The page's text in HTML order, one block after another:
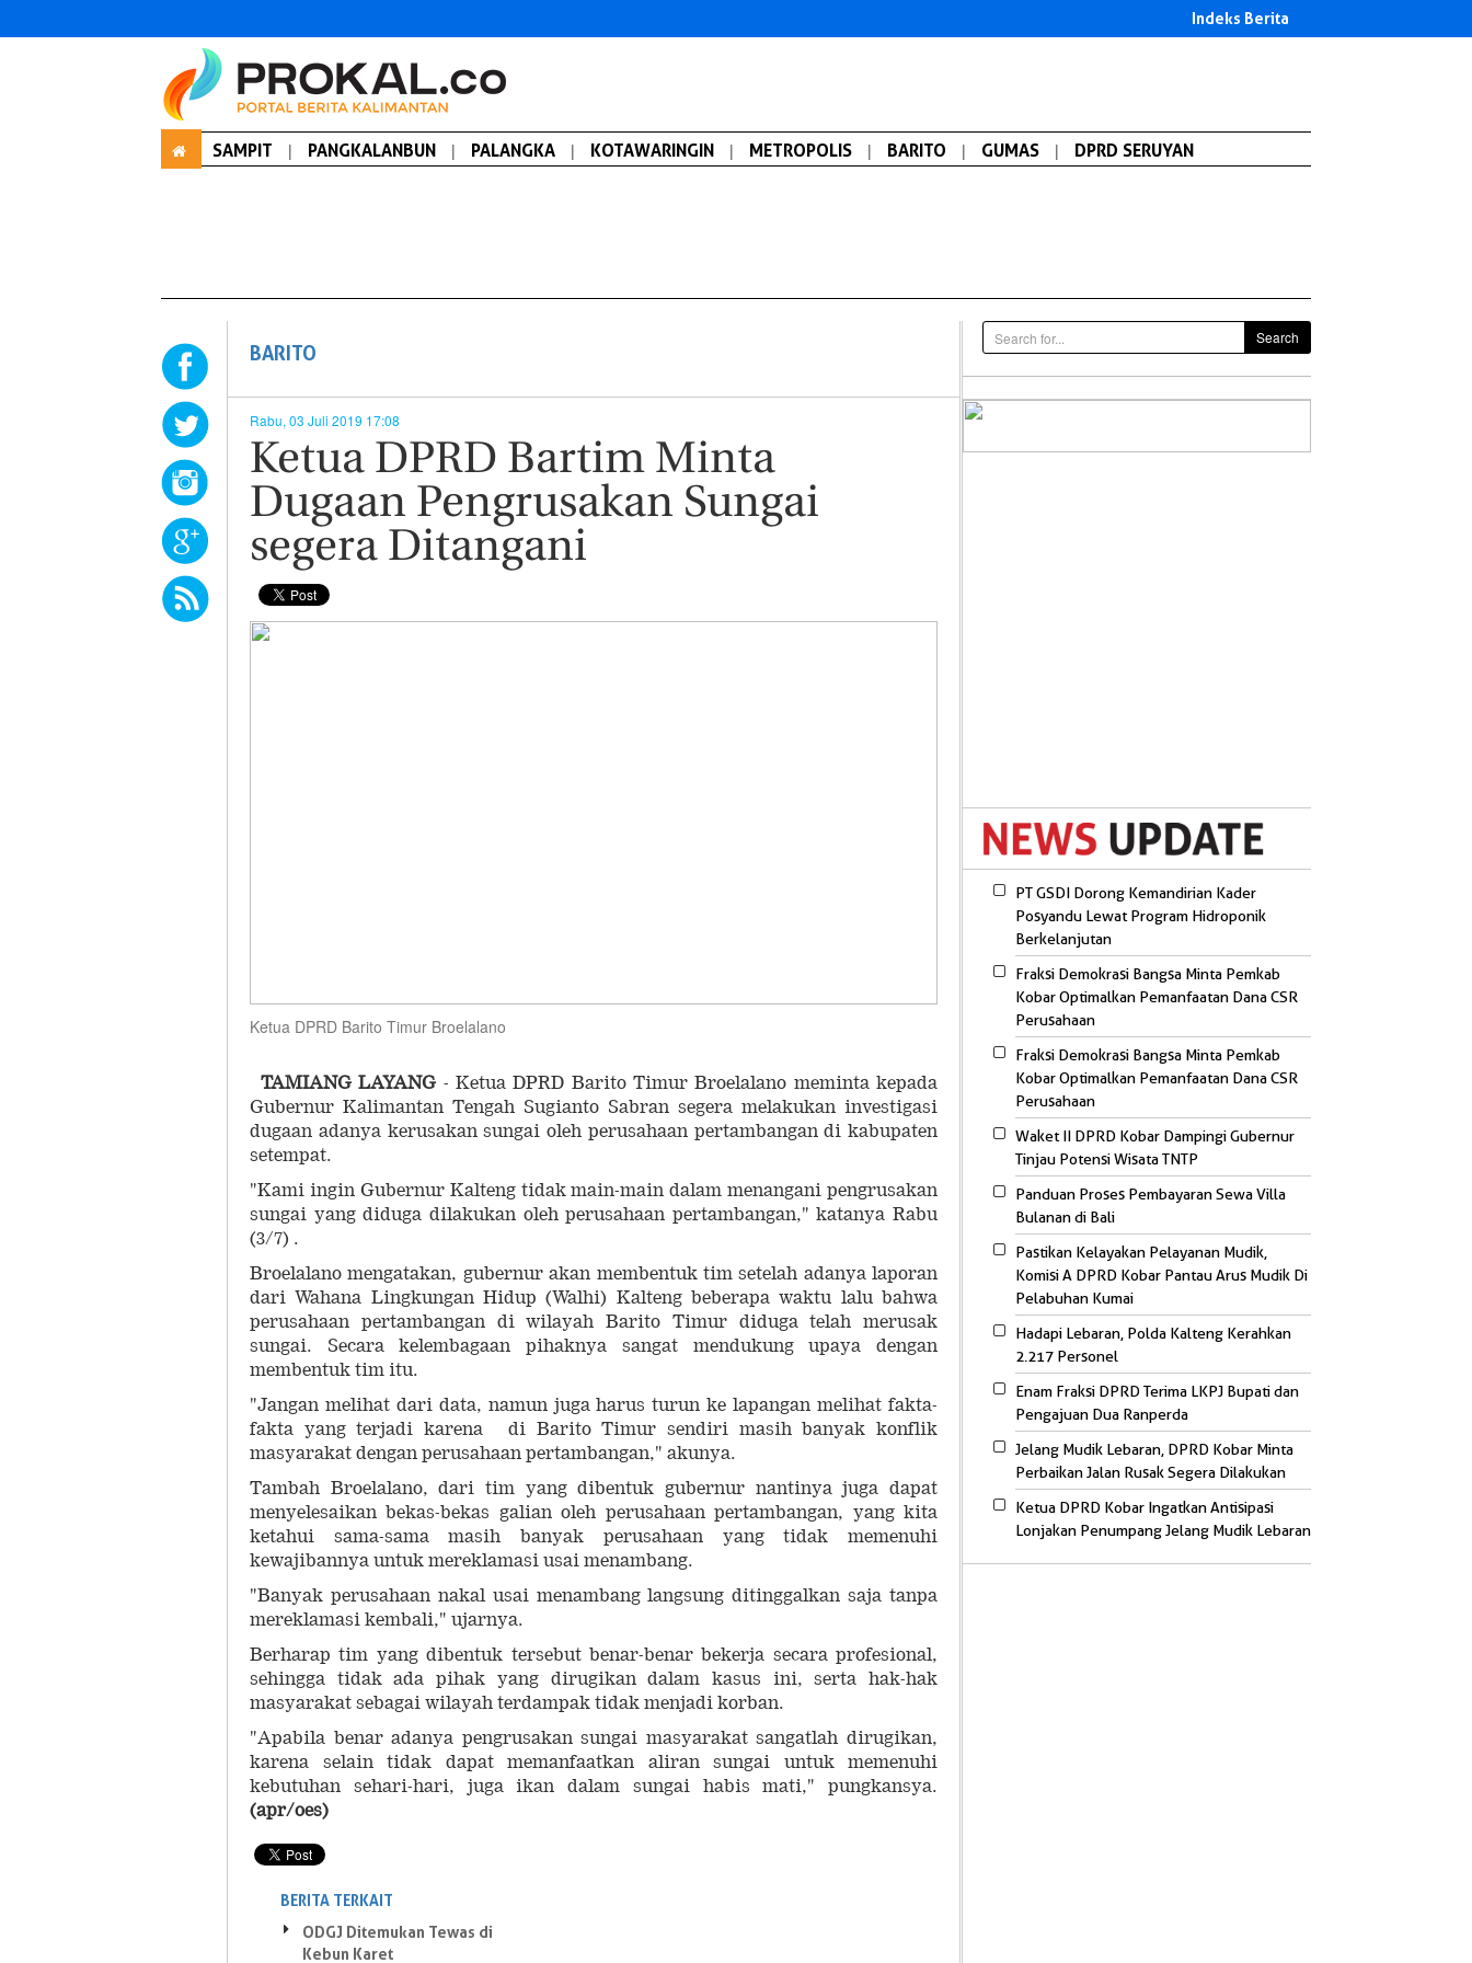
Indeks Berita
SAMPIT | PANGKALANBUN | PALANGKA | KOTAWARINGIN | METROPOLIS | BARITO | GUMAS | DPRD SERUYAN
BARITO
Rabu, 03 Juli 2019 17:08
Ketua DPRD Bartim Minta
Dugaan Pengrusakan Sungai
segera Ditangani
Ketua DPRD Barito Timur Broelalano
TAMIANG LAYANG - Ketua DPRD Barito Timur Broelalano meminta kepada
Gubernur Kalimantan Tengah Sugianto Sabran segera melakukan investigasi
dugaan adanya kerusakan sungai oleh perusahaan pertambangan di kabupaten
setempat.
"Kami ingin Gubernur Kalteng tidak main-main dalam menangani pengrusakan
sungai yang diduga dilakukan oleh perusahaan pertambangan," katanya Rabu
(3/7) .
Broelalano mengatakan, gubernur akan membentuk tim setelah adanya laporan
dari Wahana Lingkungan Hidup (Walhi) Kalteng beberapa waktu lalu bahwa
perusahaan pertambangan di wilayah Barito Timur diduga telah merusak
sungai. Secara kelembagaan pihaknya sangat mendukung upaya dengan
membentuk tim itu.
"Jangan melihat dari data, namun juga harus turun ke lapangan melihat fakta-
fakta yang terjadi karena di Barito Timur sendiri masih banyak konflik
masyarakat dengan perusahaan pertambangan," akunya.
Tambah Broelalano, dari tim yang dibentuk gubernur nantinya juga dapat
menyelesaikan bekas-bekas galian oleh perusahaan pertambangan, yang kita
ketahui sama-sama masih banyak perusahaan yang tidak memenuhi
kewajibannya untuk mereklamasi usai menambang.
"Banyak perusahaan nakal usai menambang langsung ditinggalkan saja tanpa
mereklamasi kembali," ujarnya.
Berharap tim yang dibentuk tersebut benar-benar bekerja secara profesional,
sehingga tidak ada pihak yang dirugikan dalam kasus ini, serta hak-hak
masyarakat sebagai wilayah terdampak tidak menjadi korban.
"Apabila benar adanya pengrusakan sungai masyarakat sangatlah dirugikan,
karena selain tidak dapat memanfaatkan aliran sungai untuk memenuhi
kebutuhan sehari-hari, juga ikan dalam sungai habis mati," pungkansya.
(apr/oes)
BERITA TERKAIT
ODGJ Ditemukan Tewas di
Kebun Karet
Search
PT GSDI Dorong Kemandirian Kader
Posyandu Lewat Program Hidroponik
Berkelanjutan
Fraksi Demokrasi Bangsa Minta Pemkab
Kobar Optimalkan Pemanfaatan Dana CSR
Perusahaan
Fraksi Demokrasi Bangsa Minta Pemkab
Kobar Optimalkan Pemanfaatan Dana CSR
Perusahaan
Waket II DPRD Kobar Dampingi Gubernur
Tinjau Potensi Wisata TNTP
Panduan Proses Pembayaran Sewa Villa
Bulanan di Bali
Pastikan Kelayakan Pelayanan Mudik,
Komisi A DPRD Kobar Pantau Arus Mudik Di
Pelabuhan Kumai
Hadapi Lebaran, Polda Kalteng Kerahkan
2.217 Personel
Enam Fraksi DPRD Terima LKPJ Bupati dan
Pengajuan Dua Ranperda
Jelang Mudik Lebaran, DPRD Kobar Minta
Perbaikan Jalan Rusak Segera Dilakukan
Ketua DPRD Kobar Ingatkan Antisipasi
Lonjakan Penumpang Jelang Mudik Lebaran